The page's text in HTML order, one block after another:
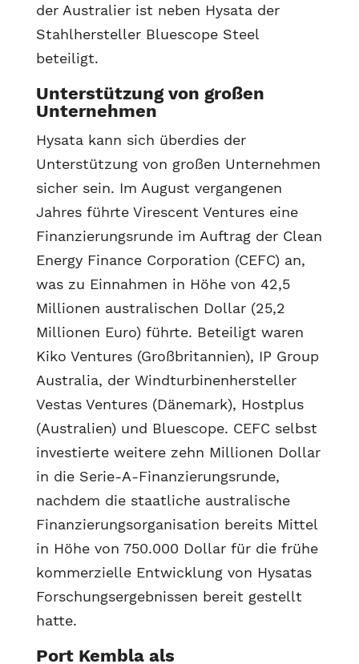
der Australier ist neben Hysata der
Stahlhersteller Bluescope Steel
beteiligt.
Unterstützung von großen
Unternehmen
Hysata kann sich überdies der
Unterstützung von großen Unternehmen
sicher sein. Im August vergangenen
Jahres führte Virescent Ventures eine
Finanzierungsrunde im Auftrag der Clean
Energy Finance Corporation (CEFC) an,
was zu Einnahmen in Höhe von 42,5
Millionen australischen Dollar (25,2
Millionen Euro) führte. Beteiligt waren
Kiko Ventures (Großbritannien), IP Group
Australia, der Windturbinenhersteller
Vestas Ventures (Dänemark), Hostplus
(Australien) und Bluescope. CEFC selbst
investierte weitere zehn Millionen Dollar
in die Serie-A-Finanzierungsrunde,
nachdem die staatliche australische
Finanzierungsorganisation bereits Mittel
in Höhe von 750.000 Dollar für die frühe
kommerzielle Entwicklung von Hysatas
Forschungsergebnissen bereit gestellt
hatte.
Port Kembla als